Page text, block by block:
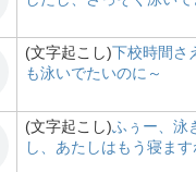
(文字起こし)下校時間さ
も泳いでたいのに～
(文字起こし)ふぅー、泳
し、あたしはもう寝ま